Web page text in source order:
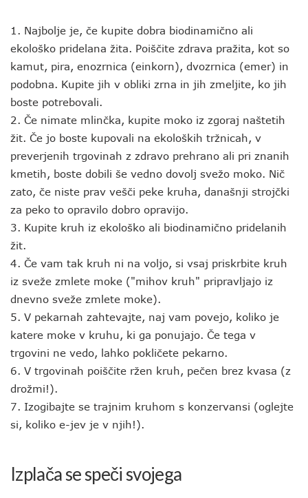
1. Najbolje je, če kupite dobra biodinamično ali
ekološko pridelana žita. Poiščite zdrava pražita, kot so
kamut, pira, enozrnica (einkorn), dvozrnica (emer) in
podobna. Kupite jih v obliki zrna in jih zmeljite, ko jih
boste potrebovali.
2. Če nimate mlinčka, kupite moko iz zgoraj naštetih
žit. Če jo boste kupovali na ekoloških tržnicah, v
preverjenih trgovinah z zdravo prehrano ali pri znanih
kmetih, boste dobili še vedno dovolj svežo moko. Nič
zato, če niste prav vešči peke kruha, današnji strojčki
za peko to opravilo dobro opravijo.
3. Kupite kruh iz ekološko ali biodinamično pridelanih
žit.
4. Če vam tak kruh ni na voljo, si vsaj priskrbite kruh
iz sveže zmlete moke ("mihov kruh" pripravljajo iz
dnevno sveže zmlete moke).
5. V pekarnah zahtevajte, naj vam povejo, koliko je
katere moke v kruhu, ki ga ponujajo. Če tega v
trgovini ne vedo, lahko pokličete pekarno.
6. V trgovinah poiščite ržen kruh, pečen brez kvasa (z
drožmi!).
7. Izogibajte se trajnim kruhom s konzervansi (oglejte
si, koliko e-jev je v njih!).
Izplača se speči svojega